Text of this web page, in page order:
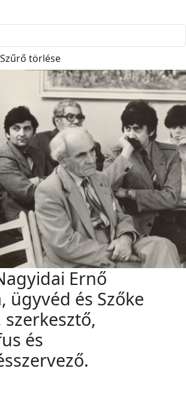
Szűrő törlése
Ernő
ügyvéd és Szőke
szerkesztő,
és